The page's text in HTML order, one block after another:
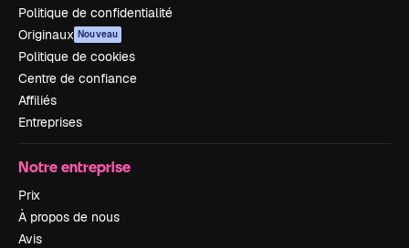
Politique de confidentialité
Originaux Nouveau
Politique de cookies
Centre de confiance
Affiliés
Entreprises
Notre entreprise
Prix
À propos de nous
Avis